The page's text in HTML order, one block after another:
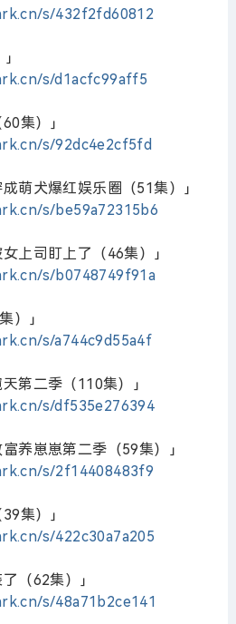
s/432f2fd60812
s/d1acfc99aff5
集）」
s/92dc4e2cf5fd
萌犬爆红娱乐圈（51集）」
s/be59a72315b6
上司盯上了（46集）」
s/b0748749f91a
）」
s/a744c9d55a4f
第二季（110集）」
s/df535e276394
养崽崽第二季（59集）」
s/2f14408483f9
集）」
s/422c30a7a205
（62集）」
s/48a71b2ce141